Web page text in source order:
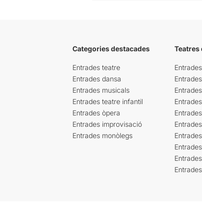
Categories destacades
Entrades teatre
Entrades dansa
Entrades musicals
Entrades teatre infantil
Entrades òpera
Entrades improvisació
Entrades monòlegs
Teatres